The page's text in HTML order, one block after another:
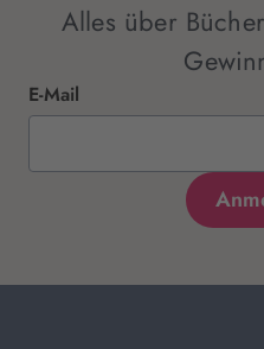
Alles über
E-Mail